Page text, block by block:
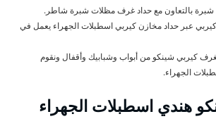
بالتعاون مع حداد غرف مظلات شبرة شاطر.
عبر حداد مخازن كيربي اسطبلات الجهراء يعمل في
كيربي شينكو من أبواب وشبابيك وأقفال ونقوم
الجهراء.
هندي اسطبلات الجهراء